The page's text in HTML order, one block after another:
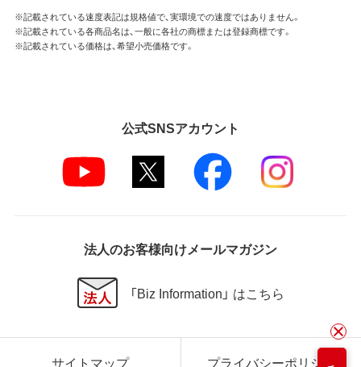
※記載されている速度表記は規格値で、実環境での速度ではありません。
※記載されている各商品名は、一般に各社の商標または登録商標です。
※記載されている価格は、希望小売価格です。
公式SNSアカウント
法人のお客様向けメールマガジン
「Biz Information」 はこちら
サイトマップ プライバシーポリシー